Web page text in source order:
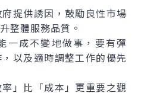
提供誘因，鼓勵良性市場
整體服務品質。
一成不變地做事，要有彈
以及適時調整工作的優先
」比「成本」更重要之觀